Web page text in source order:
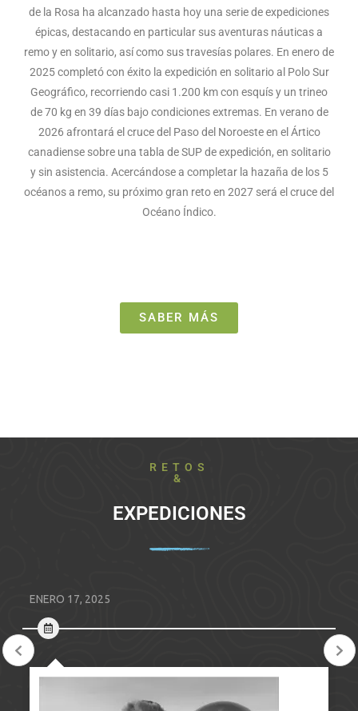
de la Rosa ha alcanzado hasta hoy una serie de expediciones
épicas, destacando en particular sus aventuras náuticas a
remo y en solitario, así como sus travesías polares. En enero de
2025 completó con éxito la expedición en solitario al Polo Sur
Geográfico, recorriendo casi 1.200 km con esquís y un trineo
de 70 kg en 39 días bajo condiciones extremas. En verano de
2026 afrontará el cruce del Paso del Noroeste en el Ártico
canadiense sobre una tabla de SUP de expedición, en solitario
y sin asistencia. Acercándose a completar la hazaña de los 5
océanos a remo, su próximo gran reto en 2027 será el cruce del
Océano Índico.
SABER MÁS
RETOS
&
EXPEDICIONES
ENERO 17, 2025